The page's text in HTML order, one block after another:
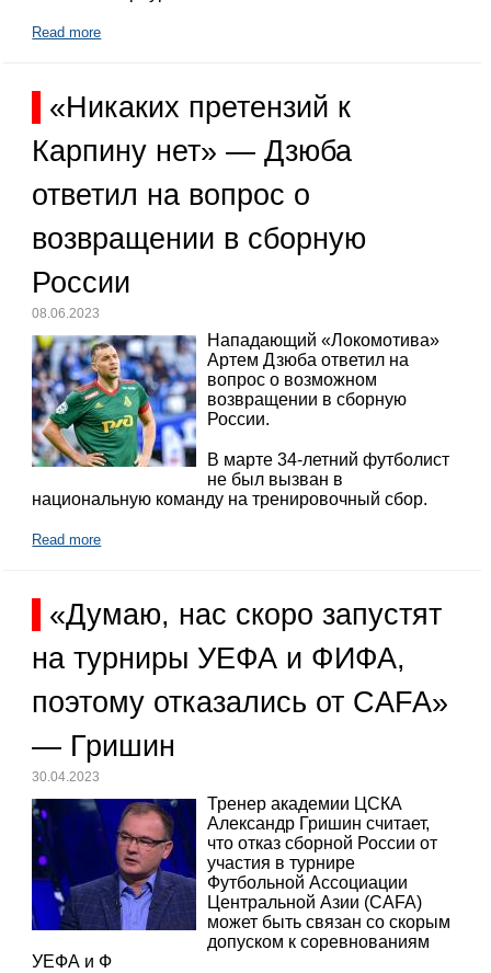
Read more
«Никаких претензий к
Карпину нет» — Дзюба
ответил на вопрос о
возвращении в сборную
России
08.06.2023
Нападающий «Локомотива»
Артем Дзюба ответил на
вопрос о возможном
возвращении в сборную
России.
В марте 34-летний футболист
не был вызван в
национальную команду на тренировочный сбор.
Read more
«Думаю, нас скоро запустят
на турниры УЕФА и ФИФА,
поэтому отказались от CAFA»
— Гришин
30.04.2023
Тренер академии ЦСКА
Александр Гришин считает,
что отказ сборной России от
участия в турнире
Футбольной Ассоциации
Центральной Азии (CAFA)
может быть связан со скорым
допуском к соревнованиям
УЕФА и Ф